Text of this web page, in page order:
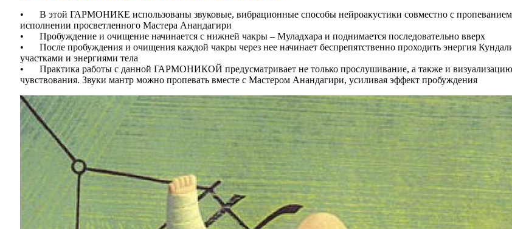
•	В этой ГАРМОНИКЕ использованы звуковые, вибрационные способы нейроакустики совместно с пропеванием названия чакр и мантр для каждой их них в семикратном
исполнении просветленного Мастера Анандагири
•	Пробуждение и очищение начинается с нижней чакры – Муладхара и поднимается последовательно вверх
•	После пробуждения и очищения каждой чакры через нее начинает беспрепятственно проходить энергия Кундалини, гармонично распределяясь между всеми сопряженными
участками и энергиями тела
•	Практика работы с данной ГАРМОНИКОЙ предусматривает не только прослушивание, а также и визуализацию чакр, цветов, направленный на них фокус внимания и
чувствования. Звуки мантр можно пропевать вместе с Мастером Анандагири, усиливая эффект пробуждения